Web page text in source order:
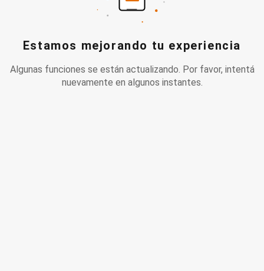
Estamos mejorando tu experiencia
Algunas funciones se están actualizando. Por favor, intentá
nuevamente en algunos instantes.